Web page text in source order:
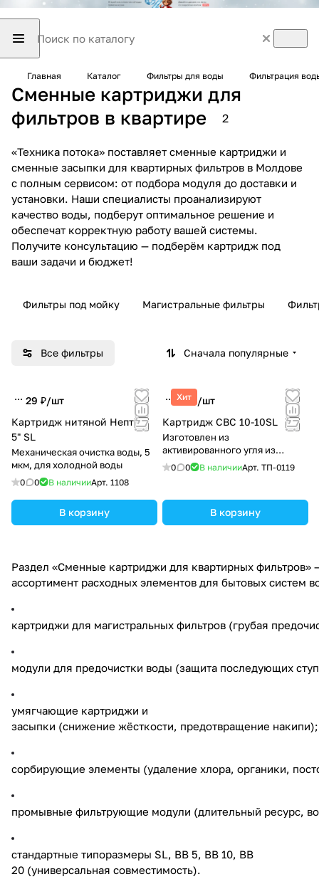
Главная Каталог Фильтры для воды Фильтрация
Сменные картриджи для
фильтров в квартире
2
«Техника потока» поставляет сменные картриджи и
сменные засыпки для квартирных фильтров в Молдове
с полным сервисом: от подбора модуля до доставки и
установки. Наши специалисты проанализируют
качество воды, подберут оптимальное решение и
обеспечат корректную работу вашей системы.
Получите консультацию — подберём картридж под
ваши задачи и бюджет!
Фильтры под мойку Магистральные фильтры
Все фильтры Сначала популярные
29 ₽/шт
Картридж нитяной Нептун
5" SL
Механическая очистка воды, 5
мкм, для холодной воды
0 0 В наличииАрт. 1108
В корзину
Хит
85 ₽/шт
Картридж CBC 10-10SL
Изготовлен из
активированного угля из
антрацита (100%)
0 0 В наличииАрт. ТП-0119
В корзину
Раздел «Сменные картриджи для квартирных фильтров»
ассортимент расходных элементов для бытовых систем
картриджи для магистральных фильтров (грубая
модули для предочистки воды (защита последующих
умягчающие картриджи и
засыпки (снижение жёсткости, предотвращение накипи);
сорбирующие элементы (удаление хлора, органики,
промывные фильтрующие модули (длительный ресурс,
стандартные типоразмеры SL, BB 5, BB 10, BB
20 (универсальная совместимость).